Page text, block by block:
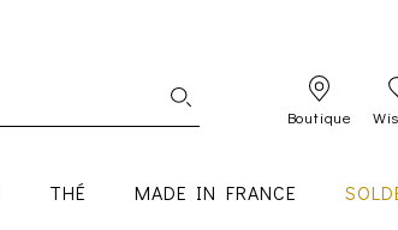
Boutique
THÉ MADE IN FRANCE